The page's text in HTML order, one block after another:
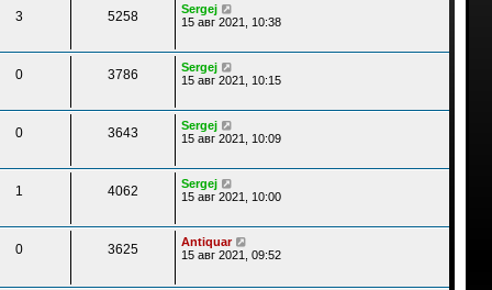
3 5258
Sergej
15 авг 2021, 10:38
0 3786
Sergej
15 авг 2021, 10:15
0 3643
Sergej
15 авг 2021, 10:09
1 4062
Sergej
15 авг 2021, 10:00
0 3625
Antiquar
15 авг 2021, 09:52